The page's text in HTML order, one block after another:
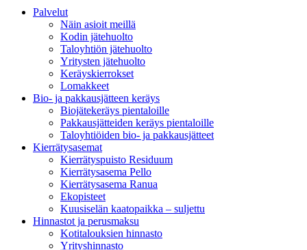
Palvelut
Näin asioit meillä
Kodin jätehuolto
Taloyhtiön jätehuolto
Yritysten jätehuolto
Keräyskierrokset
Lomakkeet
Bio- ja pakkausjätteen keräys
Biojätekeräys pientaloille
Pakkausjätteiden keräys pientaloille
Taloyhtiöiden bio- ja pakkausjätteet
Kierrätysasemat
Kierrätyspuisto Residuum
Kierrätysasema Pello
Kierrätysasema Ranua
Ekopisteet
Kuusiselän kaatopaikka – suljettu
Hinnastot ja perusmaksu
Kotitalouksien hinnasto
Yrityshinnasto